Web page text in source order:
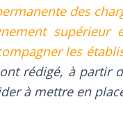
des
les
rédigé, à partir
à mettre en